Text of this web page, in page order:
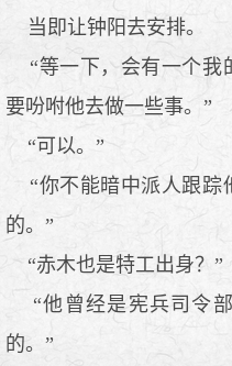
当即让钟阳去安排。
“等一下，会有一个我
要吩咐他去做一些事。”
“可以。”
“你不能暗中派人跟踪
的。”
“赤木也是特工出身？”
“他曾经是宪兵司令
的。”